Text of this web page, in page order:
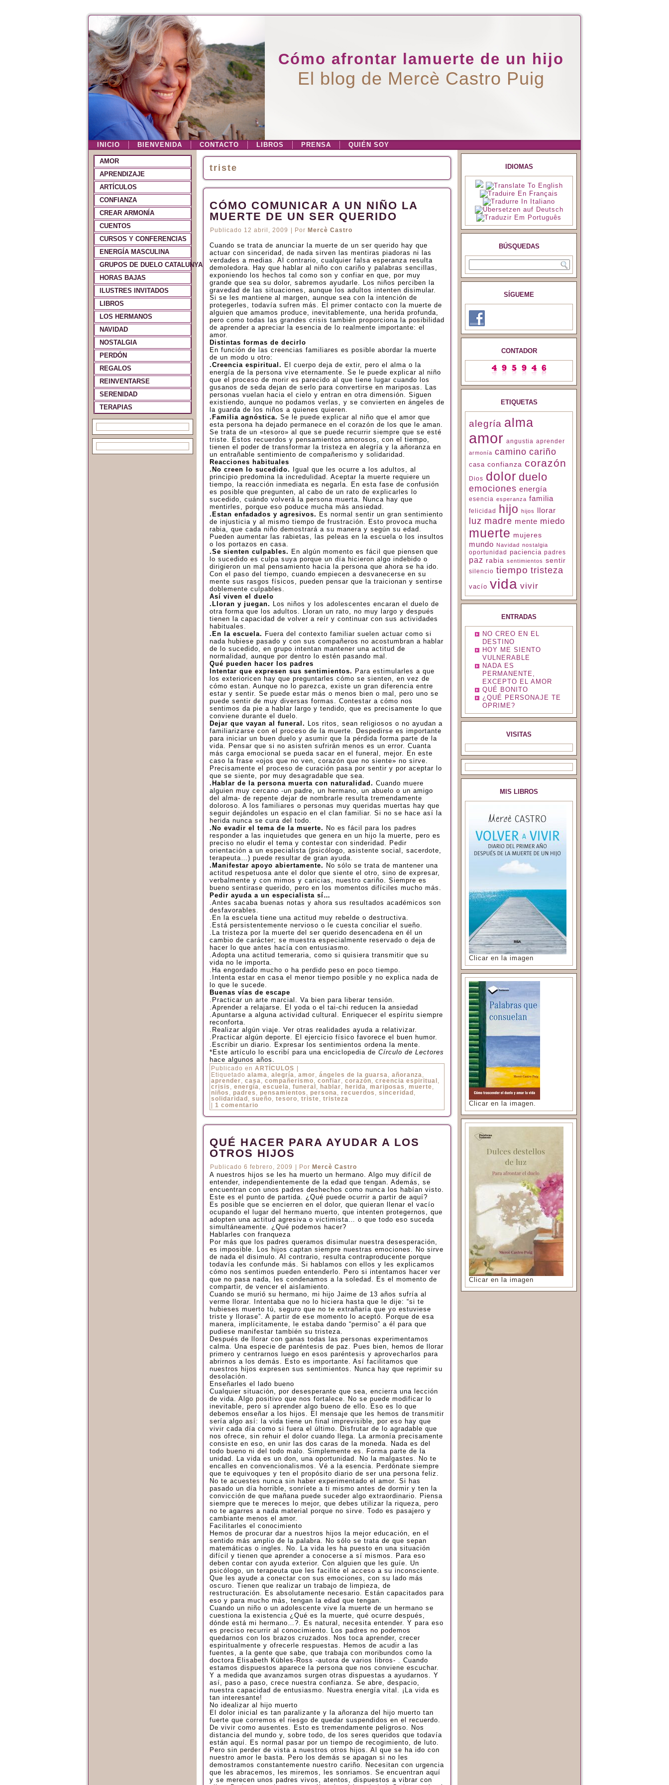
Cómo afrontar lamuerte de un hijo
El blog de Mercè Castro Puig
INICIO BIENVENIDA CONTACTO LIBROS PRENSA QUIÉN SOY
AMOR
APRENDIZAJE
ARTÍCULOS
CONFIANZA
CREAR ARMONÍA
CUENTOS
CURSOS Y CONFERENCIAS
ENERGÍA MASCULINA
GRUPOS DE DUELO CATALUNYA Y ESPAÑA
HORAS BAJAS
ILUSTRES INVITADOS
LIBROS
LOS HERMANOS
NAVIDAD
NOSTALGIA
PERDÓN
REGALOS
REINVENTARSE
SERENIDAD
TERAPIAS
triste
CÓMO COMUNICAR A UN NIÑO LA
MUERTE DE UN SER QUERIDO
Publicado 12 abril, 2009 Por Mercè Castro
Cuando se trata de anunciar la muerte de un ser querido hay que
actuar con sinceridad, de nada sirven las mentiras piadoras ni las
verdades a medias. Al contrario, cualquier falsa esperanza resulta
demoledora. Hay que hablar al niño con cariño y palabras sencillas,
exponiendo los hechos tal como son y confiar en que, por muy
grande que sea su dolor, sabremos ayudarle. Los niños perciben la
gravedad de las situaciones, aunque los adultos intenten disimular.
Si se les mantiene al margen, aunque sea con la intención de
protegerles, todavía sufren más. El primer contacto con la muerte de
alguien que amamos produce, inevitablemente, una herida profunda,
pero como todas las grandes crisis también proporciona la posibilidad
de aprender a apreciar la esencia de lo realmente importante: el
amor.
Distintas formas de decirlo
En función de las creencias familiares es posible abordar la muerte
de un modo u otro:
.Creencia espiritual. El cuerpo deja de extir, pero el alma o la
energía de la persona vive eternamente. Se le puede explicar al niño
que el proceso de morir es parecido al que tiene lugar cuando los
gusanos de seda dejan de serlo para convertirse en mariposas. Las
personas vuelan hacia el cielo y entran en otra dimensión. Siguen
existiendo, aunque no podamos verlas, y se convierten en ángeles de
la guarda de los niños a quienes quieren.
.Familia agnóstica. Se le puede explicar al niño que el amor que
esta persona ha dejado permanece en el corazón de los que le aman.
Se trata de un «tesoro» al que se puede recurrir siempre que se esté
triste. Estos recuerdos y pensamientos amorosos, con el tiempo,
tienen el poder de transformar la tristeza en alegría y la añoranza en
un entrañable sentimiento de compañerismo y solidaridad.
Reacciones habituales
.No creen lo sucedido.
Igual que les ocurre a los adultos, al
principio predomina la incredulidad. Aceptar la muerte requiere un
tiempo, la reacción inmediata es negarla. En esta fase de confusión
es posible que pregunten, al cabo de un rato de explicarles lo
sucedido, cuándo volverá la persona muerta. Nunca hay que
mentirles, porque eso poduce mucha más ansiedad.
.Estan enfadados y agresivos. Es normal sentir un gran sentimiento
de injusticia y al mismo tiempo de frustración. Esto provoca mucha
rabia, que cada niño demostrará a su manera y según su edad.
Pueden aumentar las rabietas, las peleas en la escuela o los insultos
o los portazos en casa.
.Se sienten culpables. En algún momento es fácil que piensen que
lo sucedido es culpa suya porque un día hicieron algo indebido o
dirigieron un mal pensamiento hacia la persona que ahora se ha ido.
Con el paso del tiempo, cuando empiecen a desvanecerse en su
mente sus rasgos físicos, pueden pensar que la traicionan y sentirse
doblemente culpables.
Así viven el duelo
.Lloran y juegan. Los niños y los adolescentes encaran el duelo de
otra forma que los adultos. Lloran un rato, no muy largo y después
tienen la capacidad de volver a reír y continuar con sus actividades
habituales.
.En la escuela. Fuera del contexto familiar suelen actuar como si
nada hubiese pasado y con sus compañeros no acostumbran a hablar
de lo sucedido, en grupo intentan mantener una actitud de
normalidad, aunque por dentro lo estén pasando mal.
Qué pueden hacer los padres
Intentar que expresen sus sentimientos. Para estimularles a que
los exterioricen hay que preguntarles cómo se sienten, en vez de
cómo estan. Aunque no lo parezca, existe un gran diferencia entre
estar y sentir. Se puede estar más o menos bien o mal, pero uno se
puede sentir de muy diversas formas. Contestar a cómo nos
sentimos da pie a hablar largo y tendido, que es precisamente lo que
conviene durante el duelo.
Dejar que vayan al funeral. Los ritos, sean religiosos o no ayudan a
familiarizarse con el proceso de la muerte. Despedirse es importante
para iniciar un buen duelo y asumir que la pérdida forma parte de la
vida. Pensar que si no asisten sufrirán menos es un error. Cuanta
más carga emocional se pueda sacar en el funeral, mejor. En este
caso la frase «ojos que no ven, corazón que no siente» no sirve.
Precisamente el proceso de curación pasa por sentir y por aceptar lo
que se siente, por muy desagradable que sea.
.Hablar de la persona muerta con naturalidad. Cuando muere
alguien muy cercano -un padre, un hermano, un abuelo o un amigo
del alma- de repente dejar de nombrarle resulta tremendamente
doloroso. A los familiares o personas muy queridas muertas hay que
seguir dejándoles un espacio en el clan familiar. Si no se hace así la
herida nunca se cura del todo.
.No evadir el tema de la muerte. No es fácil para los padres
responder a las inquietudes que genera en un hijo la muerte, pero es
preciso no eludir el tema y contestar con sinderidad. Pedir
orientación a un especialista (psicólogo, asistente social, sacerdote,
terapeuta…) puede resultar de gran ayuda.
.Manifestar apoyo abiertamente. No sólo se trata de mantener una
actitud respetuosa ante el dolor que siente el otro, sino de expresar,
verbalmente y con mimos y caricias, nuestro cariño. Siempre es
bueno sentirase querido, pero en los momentos difíciles mucho más.
Pedir ayuda a un especialista sí…
.Antes sacaba buenas notas y ahora sus resultados académicos son
desfavorables.
.En la escuela tiene una actitud muy rebelde o destructiva.
.Está persistentemente nervioso o le cuesta conciliar el sueño.
.La tristeza por la muerte del ser querido desencadena en él un
cambio de carácter; se muestra especialmente reservado o deja de
hacer lo que antes hacía con entusiasmo.
.Adopta una actitud temeraria, como si quisiera transmitir que su
vida no le importa.
.Ha engordado mucho o ha perdido peso en poco tiempo.
.Intenta estar en casa el menor tiempo posible y no explica nada de
lo que le sucede.
Buenas vías de escape
.Practicar un arte marcial. Va bien para liberar tensión.
.Aprender a relajarse. El yoda o el tai-chi reducen la ansiedad
.Apuntarse a alguna actividad cultural. Enriquecer el espíritu siempre
reconforta.
.Realizar algún viaje. Ver otras realidades ayuda a relativizar.
.Practicar algún deporte. El ejercicio físico favorece el buen humor.
.Escribir un diario. Expresar los sentimientos ordena la mente.
*Este artículo lo escribí para una enciclopedia de Círculo de Lectores
hace algunos años.
Publicado en ARTÍCULOS
Etiquetado alama, alegría, amor, ángeles de la guarsa, añoranza,
aprender, casa, compañerismo, confiar, corazón, creencia espiritual ,
crisis , energía, escuela, funeral , hablar, herida, mariposas , muerte,
niños , padres , pensamientos , persona, recuerdos , sinceridad ,
solidaridad , sueño, tesoro, triste, tristeza
1 comentario
QUÉ HACER PARA AYUDAR A LOS
OTROS HIJOS
Publicado 6 febrero, 2009 Por Mercè Castro
A nuestros hijos se les ha muerto un hermano. Algo muy difícil de
entender, independientemente de la edad que tengan. Además, se
encuentran con unos padres deshechos como nunca los habían visto.
Este es el punto de partida. ¿Qué puede ocurrir a partir de aquí?
Es posible que se encierren en el dolor, que quieran llenar el vacío
ocupando el lugar del hermano muerto, que intenten protegernos, que
adopten una actitud agresiva o victimista… o que todo eso suceda
simultáneamente. ¿Qué podemos hacer?
Hablarles con franqueza
Por más que los padres queramos disimular nuestra desesperación,
es imposible. Los hijos captan siempre nuestras emociones. No sirve
de nada el disimulo. Al contrario, resulta contraproducente porque
todavía les confunde más. Si hablamos con ellos y les explicamos
cómo nos sentimos pueden entenderlo. Pero si intentamos hacer ver
que no pasa nada, les condenamos a la soledad. Es el momento de
compartir, de vencer el aislamiento.
Cuando se murió su hermano, mi hijo Jaime de 13 años sufría al
verme llorar. Intentaba que no lo hiciera hasta que le dije: “si te
hubieses muerto tú, seguro que no te extrañaría que yo estuviese
triste y llorase”. A partir de ese momento lo aceptó. Porque de esa
manera, implícitamente, le estaba dando “permiso” a él para que
pudiese manifestar también su tristeza.
Después de llorar con ganas todas las personas experimentamos
calma. Una especie de paréntesis de paz. Pues bien, hemos de llorar
primero y centrarnos luego en esos paréntesis y aprovecharlos para
abrirnos a los demás. Esto es importante. Así facilitamos que
nuestros hijos expresen sus sentimientos. Nunca hay que reprimir su
desolación.
Enseñarles el lado bueno
Cualquier situación, por desesperante que sea, encierra una lección
de vida. Algo positivo que nos fortalece. No se puede modificar lo
inevitable, pero sí aprender algo bueno de ello. Eso es lo que
debemos enseñar a los hijos. El mensaje que les hemos de transmitir
sería algo así: la vida tiene un final imprevisible, por eso hay que
vivir cada día como si fuera el último. Disfrutar de lo agradable que
nos ofrece, sin rehuir el dolor cuando llega. La armonía precisamente
consiste en eso, en unir las dos caras de la moneda. Nada es del
todo bueno ni del todo malo. Simplemente es. Forma parte de la
unidad. La vida es un don, una oportunidad. No la malgastes. No te
encalles en convencionalismos. Vé a la esencia. Perdónate siempre
que te equivoques y ten el propósito diario de ser una persona feliz.
No te acuestes nunca sin haber experimentado el amor. Si has
pasado un día horrible, sonríete a ti mismo antes de dormir y ten la
convicción de que mañana puede suceder algo extraordinario. Piensa
siempre que te mereces lo mejor, que debes utilizar la riqueza, pero
no te agarres a nada material porque no sirve. Todo es pasajero y
cambiante menos el amor.
Facilitarles el conocimiento
Hemos de procurar dar a nuestros hijos la mejor educación, en el
sentido más amplio de la palabra. No sólo se trata de que sepan
matemáticas o ingles. No. La vida les ha puesto en una situación
difícil y tienen que aprender a conocerse a sí mismos. Para eso
deben contar con ayuda exterior. Con alguien que les guíe. Un
psicólogo, un terapeuta que les facilite el acceso a su inconsciente.
Que les ayude a conectar con sus emociones, con su lado más
oscuro. Tienen que realizar un trabajo de limpieza, de
restructuración. Es absolutamente necesario. Están capacitados para
eso y para mucho más, tengan la edad que tengan.
Cuando un niño o un adolescente vive la muerte de un hermano se
cuestiona la existencia ¿Qué es la muerte, qué ocurre después,
dónde está mi hermano…?. Es natural, necesita entender. Y para eso
es preciso recurrir al conocimiento. Los padres no podemos
quedarnos con los brazos cruzados. Nos toca aprender, crecer
espiritualmente y ofrecerle respuestas. Hemos de acudir a las
fuentes, a la gente que sabe, que trabaja con moribundos como la
doctora Elisabeth Kübles-Ross -autora de varios libros- . Cuando
estamos dispuestos aparece la persona que nos conviene escuchar.
Y a medida que avanzamos surgen otras dispuestas a ayudarnos. Y
así, paso a paso, crece nuestra confianza. Se abre, despacio,
nuestra capacidad de entusiasmo. Nuestra energía vital. ¡La vida es
tan interesante!
No idealizar al hijo muerto
El dolor inicial es tan paralizante y la añoranza del hijo muerto tan
fuerte que corremos el riesgo de quedar suspendidos en el recuerdo.
De vivir como ausentes. Esto es tremendamente peligroso. Nos
distancia del mundo y, sobre todo, de los seres queridos que todavía
están aquí. Es normal pasar por un tiempo de recogimiento, de luto.
Pero sin perder de vista a nuestros otros hijos. Al que se ha ido con
nuestro amor le basta. Pero los demás se apagan si no les
demostramos constantemente nuestro cariño. Necesitan con urgencia
que les abracemos, les miremos, les sonriamos. Se encuentran aquí
y se merecen unos padres vivos, atentos, dispuestos a vibrar con
IDIOMAS
BÚSQUEDAS
SÍGUEME
CONTADOR
ETIQUETAS
alegría alma
amor angustia aprender
armonía camino cariño
casa confianza corazón
Dios dolor duelo
emociones energía
esencia esperanza familia
felicidad hijo hijos llorar
luz madre mente miedo
muerte mujeres
mundo Navidad nostalgia
oportunidad
paciencia padres
paz rabia sentimientos sentir
silencio tiempo tristeza
vacío vida vivir
ENTRADAS
NO CREO EN EL
DESTINO
HOY ME SIENTO
VULNERABLE
NADA ES
PERMANENTE,
EXCEPTO EL AMOR
QUÉ BONITO
¿QUÉ PERSONAJE TE
OPRIME?
VISITAS
MIS LIBROS
Clicar en la imagen
Clicar en la imagen.
Clicar en la imagen